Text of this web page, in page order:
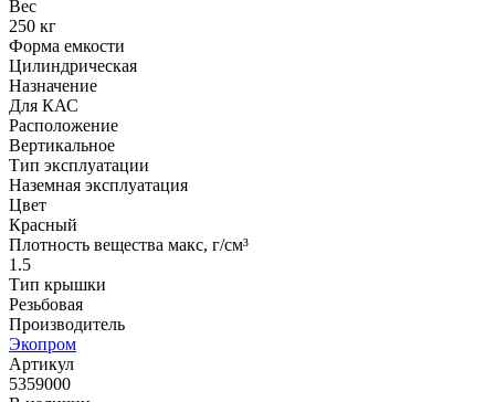
Вес
250 кг
Форма емкости
Цилиндрическая
Назначение
Для КАС
Расположение
Вертикальное
Тип эксплуатации
Наземная эксплуатация
Цвет
Красный
Плотность вещества макс, г/см³
1.5
Тип крышки
Резьбовая
Производитель
Экопром
Артикул
5359000